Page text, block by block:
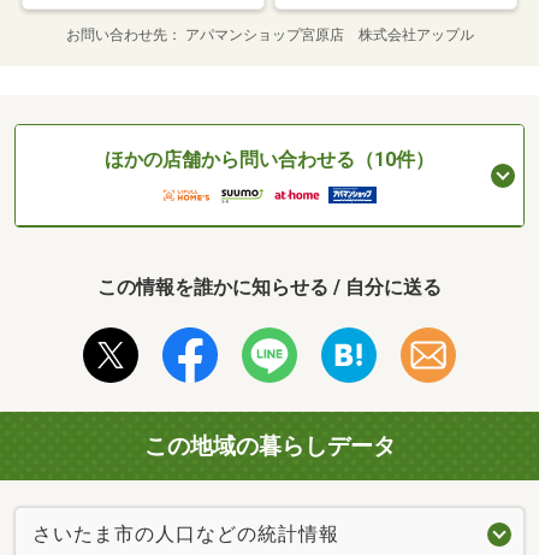
お問い合わせ先 アパマンショップ宮原店 株式会社アップル
ほかの店舗から問い合わせる（10件）
この情報を誰かに知らせる / 自分に送る
この地域の暮らしデータ
さいたま市の人口などの統計情報